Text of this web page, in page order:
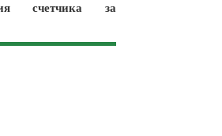
счетчика за